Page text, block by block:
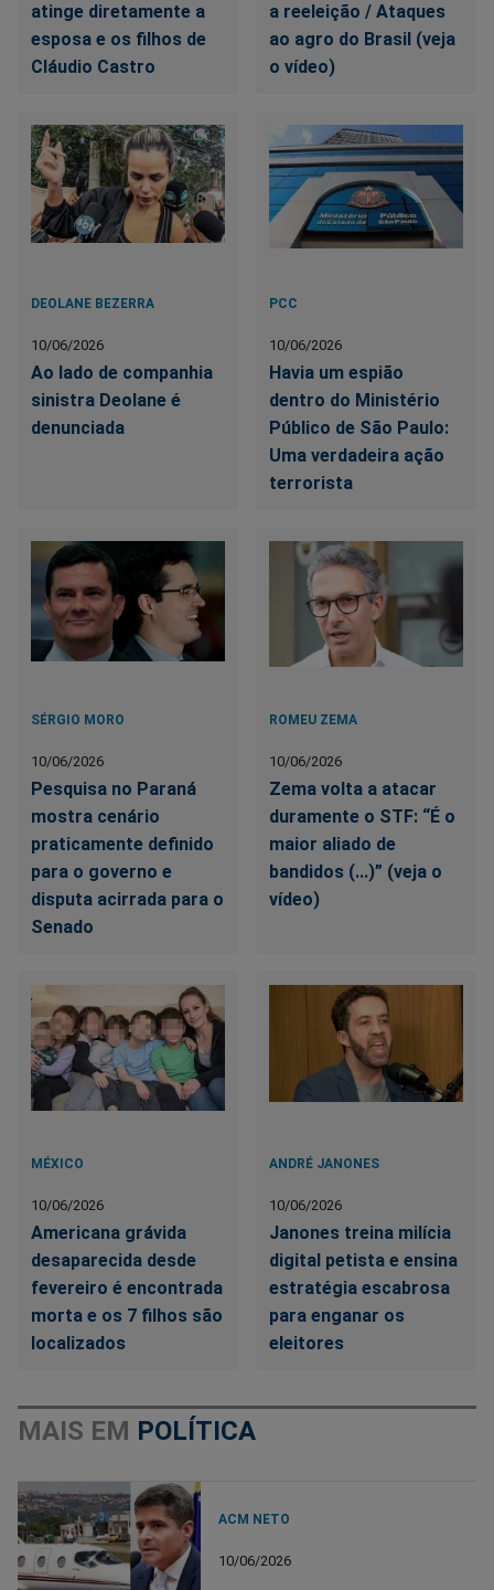
atinge diretamente a
esposa e os filhos de
Cláudio Castro
a reeleição / Ataques
ao agro do Brasil (veja
o vídeo)
DEOLANE BEZERRA
10/06/2026
Ao lado de companhia
sinistra Deolane é
denunciada
PCC
10/06/2026
Havia um espião
dentro do Ministério
Público de São Paulo:
Uma verdadeira ação
terrorista
SÉRGIO MORO
10/06/2026
Pesquisa no Paraná
mostra cenário
praticamente definido
para o governo e
disputa acirrada para o
Senado
ROMEU ZEMA
10/06/2026
Zema volta a atacar
duramente o STF: “É o
maior aliado de
bandidos (...)” (veja o
vídeo)
MÉXICO
10/06/2026
Americana grávida
desaparecida desde
fevereiro é encontrada
morta e os 7 filhos são
localizados
ANDRÉ JANONES
10/06/2026
Janones treina milícia
digital petista e ensina
estratégia escabrosa
para enganar os
eleitores
MAIS EM POLÍTICA
ACM NETO
10/06/2026